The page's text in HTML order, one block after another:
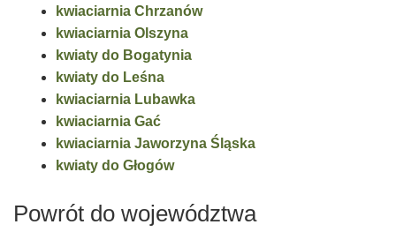
kwiaciarnia Chrzanów
kwiaciarnia Olszyna
kwiaty do Bogatynia
kwiaty do Leśna
kwiaciarnia Lubawka
kwiaciarnia Gać
kwiaciarnia Jaworzyna Śląska
kwiaty do Głogów
Powrót do województwa